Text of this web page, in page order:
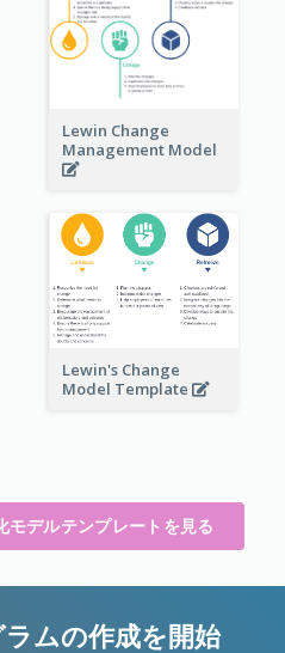
Lewin Change
Management Model
Lewin's Change
Model Template
モデルテンプレートを見る
ムの作成を開始